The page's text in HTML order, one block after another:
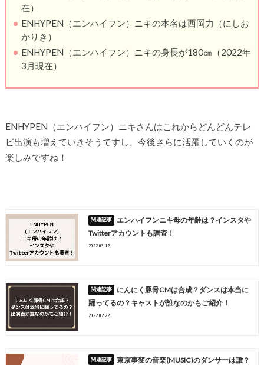
在）
ENHYPEN（エンハイフン）ニキの本名は西岡力（にしお
かりき）
ENHYPEN（エンハイフン）ニキの身長が180㎝（2022年
3月現在）
ENHYPEN（エンハイフン）ニキさんはこれからどんどんテレ
ビ出演も増えていきそうですし、今後さらに活躍していくのが
楽しみですね！
エンハイフンニキ母の年齢は？インスタや
Twitterアカウントも調査！
2022.03.12
にんにく豚骨CMは合成？ダンスは本当に
踊ってるの？キャストが誰なのかもご紹介！
2022.02.22
東京事変の音楽(MUSIC)のダンサーは誰？